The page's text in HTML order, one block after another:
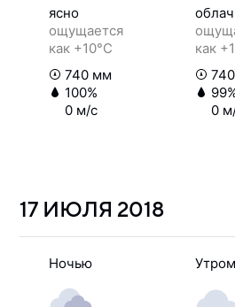
ясно
ощущается
как +10°C
740 мм
100%
0 м/с
как
0
17 ИЮЛЯ 2018
Ночью Утром